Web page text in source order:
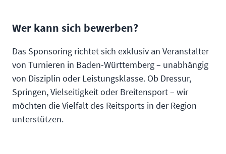
Wer kann sich bewerben?
Das Sponsoring richtet sich exklusiv an Veranstalter
von Turnieren in Baden-Württemberg – unabhängig
von Disziplin oder Leistungsklasse. Ob Dressur,
Springen, Vielseitigkeit oder Breitensport – wir
möchten die Vielfalt des Reitsports in der Region
unterstützen.